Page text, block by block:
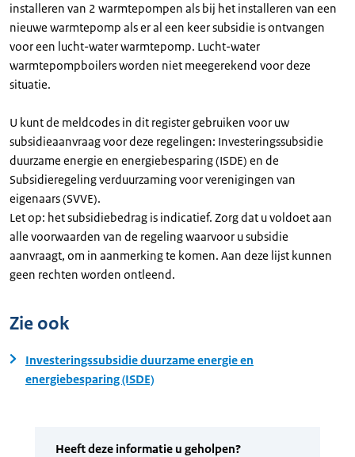
installeren van 2 warmtepompen als bij het installeren van een
nieuwe warmtepomp als er al een keer subsidie is ontvangen
voor een lucht-water warmtepomp. Lucht-water
warmtepompboilers worden niet meegerekend voor deze
situatie.
U kunt de meldcodes in dit register gebruiken voor uw
subsidieaanvraag voor deze regelingen: Investeringssubsidie
duurzame energie en energiebesparing (ISDE) en de
Subsidieregeling verduurzaming voor verenigingen van
eigenaars (SVVE).
Let op: het subsidiebedrag is indicatief. Zorg dat u voldoet aan
alle voorwaarden van de regeling waarvoor u subsidie
aanvraagt, om in aanmerking te komen. Aan deze lijst kunnen
geen rechten worden ontleend.
Zie ook
Investeringssubsidie duurzame energie en
energiebesparing (ISDE)